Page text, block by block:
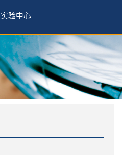
实验中心